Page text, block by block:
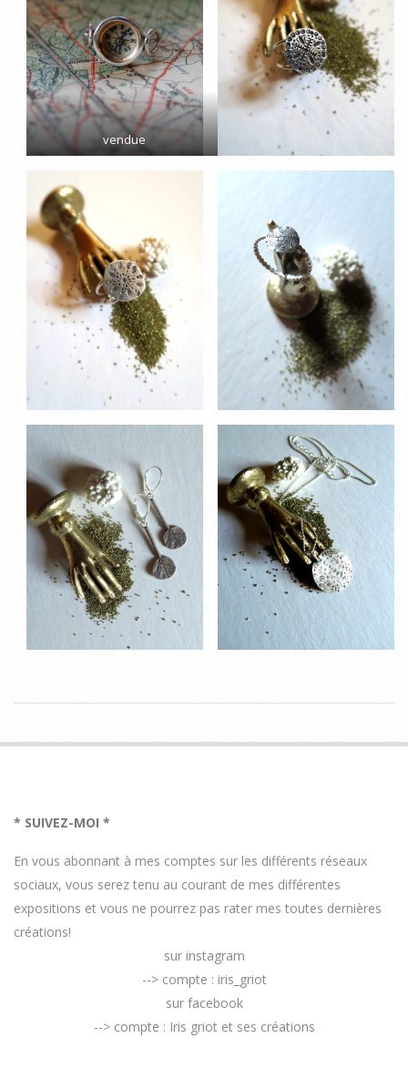
vendue
05-
* SUIVEZ-MOI *
En vous abonnant à mes comptes sur les différents réseaux
sociaux, vous serez tenu au courant de mes différentes
expositions et vous ne pourrez pas rater mes toutes dernières
créations!
sur instagram
--> compte : iris_griot
sur facebook
--> compte : Iris griot et ses créations